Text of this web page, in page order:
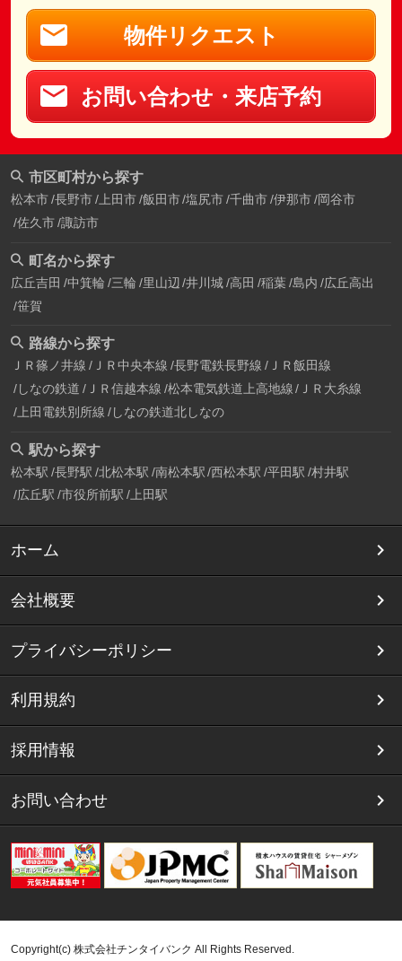
物件リクエスト
お問い合わせ・来店予約
市区町村から探す
松本市 長野市 上田市 飯田市 塩尻市 千曲市 伊那市 岡谷市
佐久市 諏訪市
町名から探す
広丘吉田 中箕輪 三輪 里山辺 井川城 高田 稲葉 島内 広丘高出
笹賀
路線から探す
ＪＲ篠ノ井線 ＪＲ中央本線 長野電鉄長野線 ＪＲ飯田線
しなの鉄道 ＪＲ信越本線 松本電気鉄道上高地線
ＪＲ大糸線
上田電鉄別所線 しなの鉄道北しなの
駅から探す
松本駅 長野駅 北松本駅 南松本駅 西松本駅 平田駅 村井駅
広丘駅 市役所前駅 上田駅
ホーム
会社概要
プライバシーポリシー
利用規約
採用情報
お問い合わせ
Copyright(c) 株式会社チンタイバンク All Rights Reserved.